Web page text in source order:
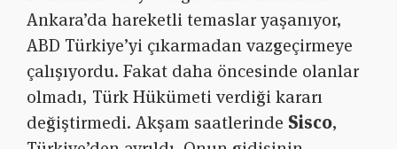
Ankara’da hareketli temaslar yaşanıyor,
ABD Türkiye’yi çıkarmadan vazgeçirmeye
çalışıyordu. Fakat daha öncesinde olanlar
olmadı, Türk Hükümeti verdiği kararı
değiştirmedi. Akşam saatlerinde Sisco,